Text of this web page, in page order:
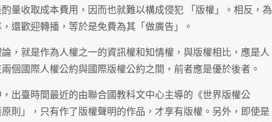
量收取成本費用，因而也就難以構成侵犯 「版權」。相反，為
還歡迎轉播，等於是免費為其「做廣告」。
，就是作為人權之一的資訊權和知情權，與版權相比，應是人
個國際人權公約與國際版權公約之間，前者應是優於後者。
出臺時間最近的由聯合國教科文中心主導的《世界版權公
則」，只有作了版權聲明的作品，才享有版權。另外，即使是